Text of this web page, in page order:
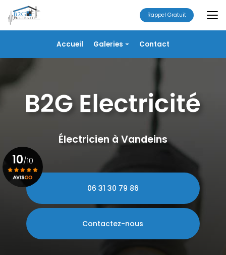
au
contenu
principal
Accueil Galeries
Chauffage/VMC
Portails
Contact
Rappel Gratuit
Électricien à Vandeins
06 31 30 79 86
Contactez-nous
10/10
Voir le certificat